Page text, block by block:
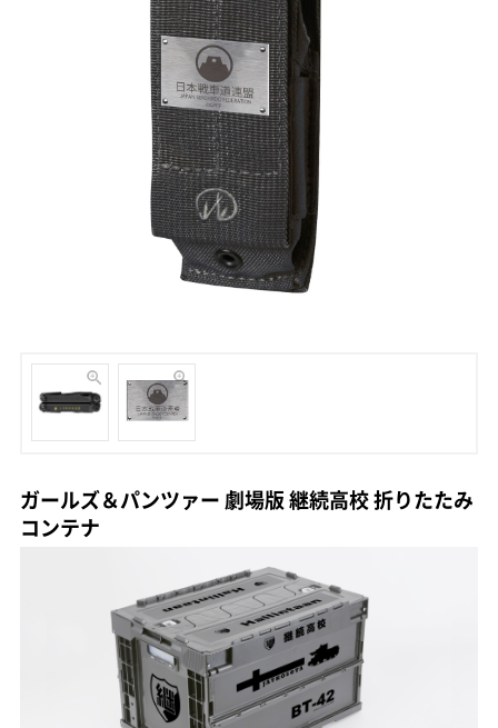
ガールズ＆パンツァー 劇場版 継続高校 折りたたみ
コンテナ